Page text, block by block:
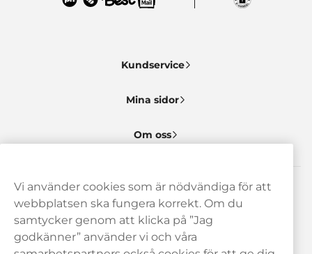
Behöver du hjälp? Kontakta oss gärna!
hej@haypp.com
08 517 910 97
Kundservice
Mina sidor
Om oss
Vi använder cookies som är nödvändiga för att
webbplatsen ska fungera korrekt. Om du
samtycker genom att klicka på ”Jag
godkänner” använder vi och våra